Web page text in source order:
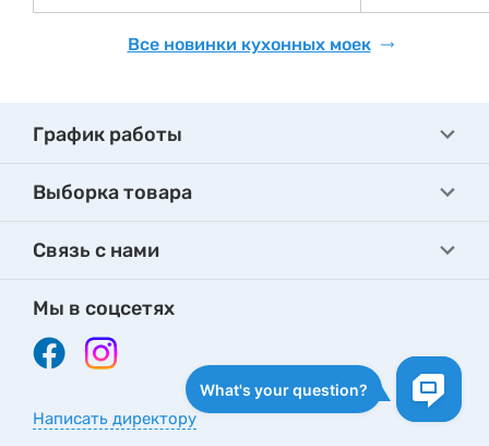
Все новинки кухонных моек
График работы
Выборка товара
Связь с нами
Мы в соцсетях
Написать директору